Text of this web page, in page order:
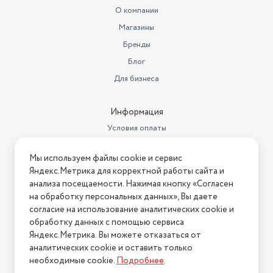
степени обжаривания
0.33
0.33
0.226
Видеокодеки
17.5 см
Глубина
29 см
Длина сетевого шнура
70 см
О компании
Магазины
Бренды
Блог
Для бизнеса
Информация
Условия оплаты
Условия возврата
Нашли ошибку на сайте? Напишите нам
2026 © Интернет-магазин "АстМаркет". У нас есть всё!
Политика конфиденциальности
Мы используем файлы cookie и сервис
Яндекс.Метрика для корректной работы сайта и
анализа посещаемости. Нажимая кнопку «Согласен
на обработку персональных данных», Вы даете
согласие на использование аналитических cookie и
обработку данных с помощью сервиса
Яндекс.Метрика. Вы можете отказаться от
аналитических cookie и оставить только
необходимые cookie.Подробнее.